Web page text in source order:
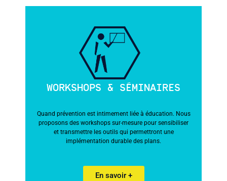
WORKSHOPS & SÉMINAIRES
Quand prévention est intimement liée à éducation. Nous
proposons des workshops sur-mesure pour sensibiliser
et transmettre les outils qui permettront une
implémentation durable des plans.
En savoir +